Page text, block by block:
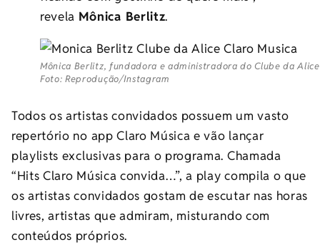
revela Mônica Berlitz.
Mônica Berlitz, fundadora e administradora do Clube da
Foto: Reprodução/Instagram
Todos os artistas convidados possuem um vasto
repertório no app Claro Música e vão lançar
playlists exclusivas para o programa. Chamada
“Hits Claro Música convida…”, a play compila o que
os artistas convidados gostam de escutar nas horas
livres, artistas que admiram, misturando com
conteúdos próprios.